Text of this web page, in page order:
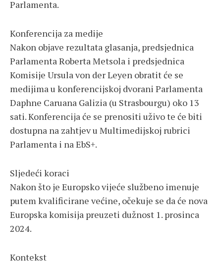
Parlamenta.
Konferencija za medije
Nakon objave rezultata glasanja, predsjednica
Parlamenta Roberta Metsola i predsjednica
Komisije Ursula von der Leyen obratit će se
medijima u konferencijskoj dvorani Parlamenta
Daphne Caruana Galizia (u Strasbourgu) oko 13
sati. Konferencija će se prenositi uživo te će biti
dostupna na zahtjev u Multimedijskoj rubrici
Parlamenta i na EbS+.
Sljedeći koraci
Nakon što je Europsko vijeće službeno imenuje
putem kvalificirane većine, očekuje se da će nova
Europska komisija preuzeti dužnost 1. prosinca
2024.
Kontekst